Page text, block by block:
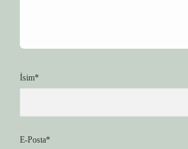
İsim*
E-Posta*